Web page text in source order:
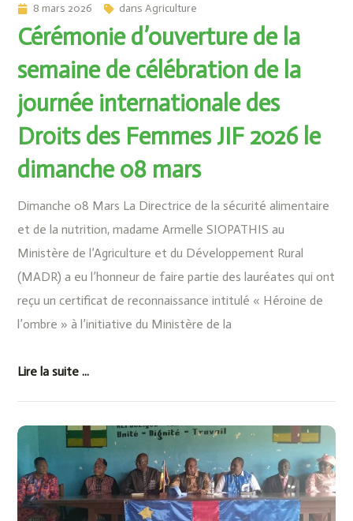
8 mars 2026 dansAgriculture
Cérémonie d’ouverture de la
semaine de célébration de la
journée internationale des
Droits des Femmes JIF 2026 le
dimanche 08 mars
Dimanche 08 Mars La Directrice de la sécurité alimentaire
et de la nutrition, madame Armelle SIOPATHIS au
Ministère de l’Agriculture et du Développement Rural
(MADR) a eu l’honneur de faire partie des lauréates qui ont
reçu un certificat de reconnaissance intitulé « Héroine de
l’ombre » à l’initiative du Ministère de la
Lire la suite ...